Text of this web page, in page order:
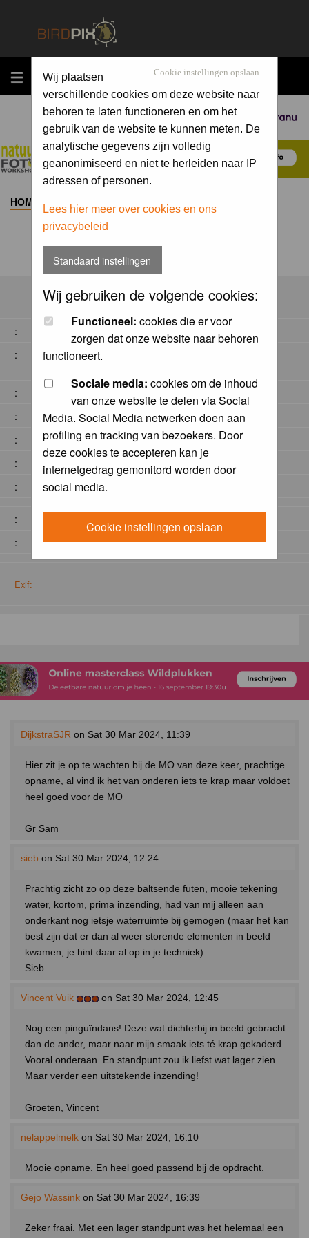
MENU
Sponsored by
Cookie instellingen opslaan
Wij plaatsen
verschillende cookies om deze website naar
behoren te laten functioneren en om het
gebruik van de website te kunnen meten. De
analytische gegevens zijn volledig
geanonimiseerd en niet te herleiden naar IP
adressen of personen.
Lees hier meer over cookies en ons
privacybeleid
Standaard instellingen
Wij gebruiken de volgende cookies:
Functioneel: cookies die er voor
zorgen dat onze website naar behoren
functioneert.
Sociale media: cookies om de inhoud
van onze website te delen via Social
Media. Social Media netwerken doen aan
profiling en tracking van bezoekers. Door
deze cookies te accepteren kan je
internetgedrag gemonitord worden door
social media.
Cookie instellingen opslaan
HOME > ALBUM
:
:
:
:
:
:
:
:
:
Exif:
DijkstraSJR on Sat 30 Mar 2024, 11:39
Hier zit je op te wachten bij de MO van deze keer, prachtige
opname, al vind ik het van onderen iets te krap maar voldoet
heel goed voor de MO
Gr Sam
sieb on Sat 30 Mar 2024, 12:24
Prachtig zicht zo op deze baltsende futen, mooie tekening
water, kortom, prima inzending, had van mij alleen aan
onderkant nog ietsje waterruimte bij gemogen (maar het kan
best zijn dat er dan al weer storende elementen in beeld
kwamen, je hint daar al op in je techniek)
Sieb
Vincent Vuik on Sat 30 Mar 2024, 12:45
Nog een pinguïndans! Deze wat dichterbij in beeld gebracht
dan de ander, maar naar mijn smaak iets té krap gekaderd.
Vooral onderaan. En standpunt zou ik liefst wat lager zien.
Maar verder een uitstekende inzending!
Groeten, Vincent
nelappelmelk on Sat 30 Mar 2024, 16:10
Mooie opname. En heel goed passend bij de opdracht.
Gejo Wassink on Sat 30 Mar 2024, 16:39
Zeker fraai. Met een lager standpunt was het helemaal een